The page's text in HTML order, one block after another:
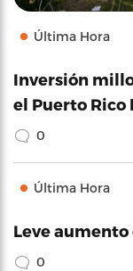
Última Hora
Inversión
el Puerto Rico
0
Última Hora
Leve aumento
0